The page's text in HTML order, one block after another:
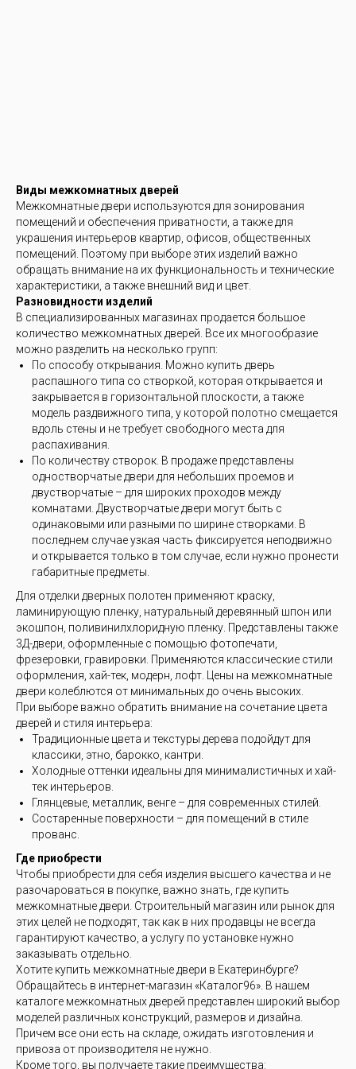
Виды межкомнатных дверей
Межкомнатные двери используются для зонирования
помещений и обеспечения приватности, а также для
украшения интерьеров квартир, офисов, общественных
помещений. Поэтому при выборе этих изделий важно
обращать внимание на их функциональность и технические
характеристики, а также внешний вид и цвет.
Разновидности изделий
В специализированных магазинах продается большое
количество межкомнатных дверей. Все их многообразие
можно разделить на несколько групп:
По способу открывания. Можно купить дверь
распашного типа со створкой, которая открывается и
закрывается в горизонтальной плоскости, а также
модель раздвижного типа, у которой полотно смещается
вдоль стены и не требует свободного места для
распахивания.
По количеству створок. В продаже представлены
одностворчатые двери для небольших проемов и
двустворчатые – для широких проходов между
комнатами. Двустворчатые двери могут быть с
одинаковыми или разными по ширине створками. В
последнем случае узкая часть фиксируется неподвижно
и открывается только в том случае, если нужно пронести
габаритные предметы.
Для отделки дверных полотен применяют краску,
ламинирующую пленку, натуральный деревянный шпон или
экошпон, поливинилхлоридную пленку. Представлены также
3Д-двери, оформленные с помощью фотопечати,
фрезеровки, гравировки. Применяются классические стили
оформления, хай-тек, модерн, лофт. Цены на межкомнатные
двери колеблются от минимальных до очень высоких.
При выборе важно обратить внимание на сочетание цвета
дверей и стиля интерьера:
Традиционные цвета и текстуры дерева подойдут для
классики, этно, барокко, кантри.
Холодные оттенки идеальны для минималистичных и хай-
тек интерьеров.
Глянцевые, металлик, венге – для современных стилей.
Состаренные поверхности – для помещений в стиле
прованс.
Где приобрести
Чтобы приобрести для себя изделия высшего качества и не
разочароваться в покупке, важно знать, где купить
межкомнатные двери. Строительный магазин или рынок для
этих целей не подходят, так как в них продавцы не всегда
гарантируют качество, а услугу по установке нужно
заказывать отдельно.
Хотите купить межкомнатные двери в Екатеринбурге?
Обращайтесь в интернет-магазин «Каталог96». В нашем
каталоге межкомнатных дверей представлен широкий выбор
моделей различных конструкций, размеров и дизайна.
Причем все они есть на складе, ожидать изготовления и
привоза от производителя не нужно.
Кроме того, вы получаете такие преимущества: